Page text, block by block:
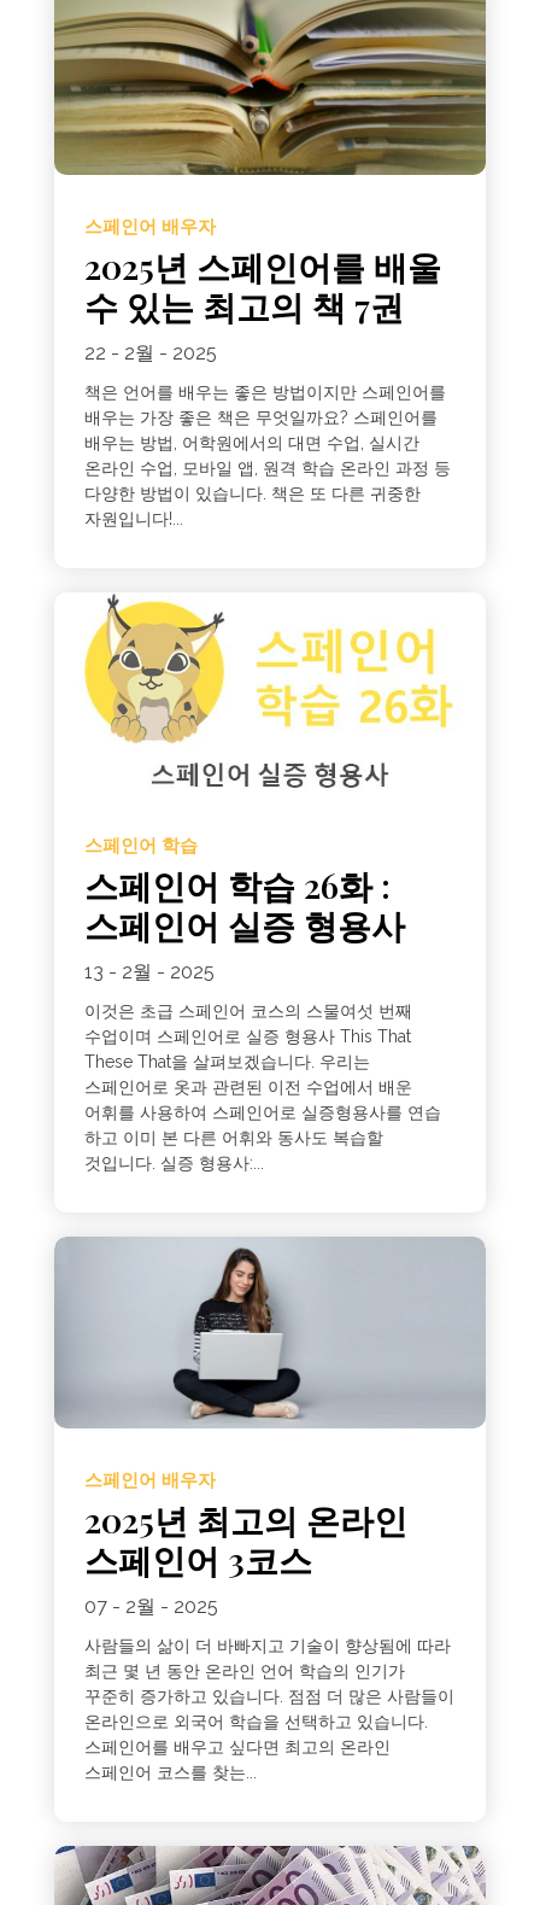
스페인어 배우자
2025년 스페인어를 배울
수 있는 최고의 책 7권
22 - 2월 - 2025
책은 언어를 배우는 좋은 방법이지만 스페인어를
배우는 가장 좋은 책은 무엇일까요? 스페인어를
배우는 방법, 어학원에서의 대면 수업, 실시간
온라인 수업, 모바일 앱, 원격 학습 온라인 과정 등
다양한 방법이 있습니다. 책은 또 다른 귀중한
자원입니다!...
스페인어 학습
스페인어 학습 26화 :
스페인어 실증 형용사
13 - 2월 - 2025
이것은 초급 스페인어 코스의 스물여섯 번째
수업이며 스페인어로 실증 형용사 This That
These That을 살펴보겠습니다. 우리는
스페인어로 옷과 관련된 이전 수업에서 배운
어휘를 사용하여 스페인어로 실증형용사를 연습
하고 이미 본 다른 어휘와 동사도 복습할
것입니다. 실증 형용사:...
스페인어 배우자
2025년 최고의 온라인
스페인어 3코스
07 - 2월 - 2025
사람들의 삶이 더 바빠지고 기술이 향상됨에 따라
최근 몇 년 동안 온라인 언어 학습의 인기가
꾸준히 증가하고 있습니다. 점점 더 많은 사람들이
온라인으로 외국어 학습을 선택하고 있습니다.
스페인어를 배우고 싶다면 최고의 온라인
스페인어 코스를 찾는...